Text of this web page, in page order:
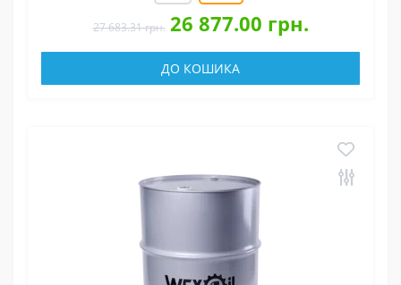
27 683.31 грн. 26 877.00 грн.
ДО КОШИКА